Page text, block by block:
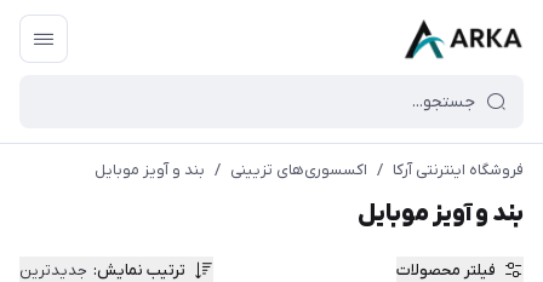
فروشگاه اینترنتی آرکا / اکسسوری‌های تزیینی / بند و آویز موبایل
بند و آویز موبایل
فیلتر محصولات ترتیب نمایش: جدیدترین